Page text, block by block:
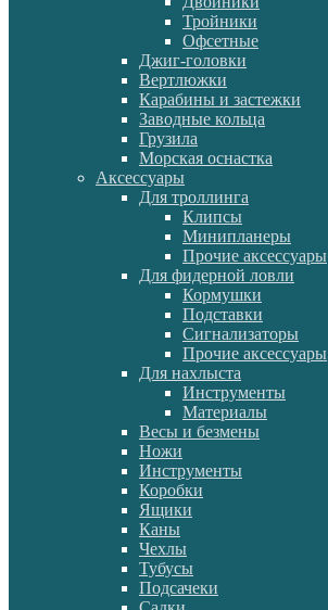
Тройники
Офсетные
Джиг-головки
Вертлюжки
Карабины и застежки
Заводные кольца
Грузила
Морская оснастка
Аксессуары
Для троллинга
Клипсы
Минипланеры
Прочие аксессуары
Для фидерной ловли
Кормушки
Подставки
Сигнализаторы
Прочие аксессуары
Для нахлыста
Инструменты
Материалы
Весы и безмены
Ножи
Инструменты
Коробки
Ящики
Каны
Чехлы
Тубусы
Подсачеки